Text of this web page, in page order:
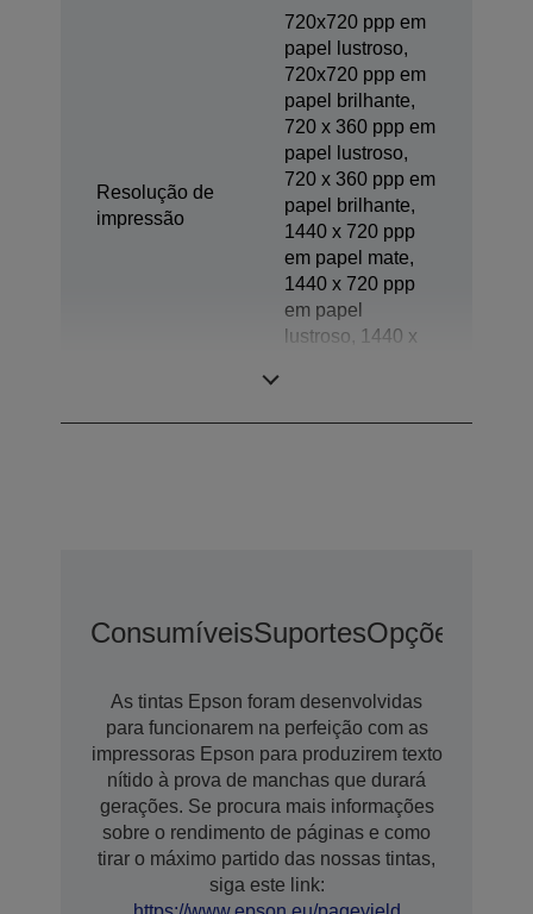
Resolução de
impressão
720x720 ppp em
papel lustroso,
720x720 ppp em
papel brilhante,
720 x 360 ppp em
papel lustroso,
720 x 360 ppp em
papel brilhante,
1440 x 720 ppp
em papel mate,
1440 x 720 ppp
em papel
lustroso, 1440 x
ConsumíveisSuportesOpções
As tintas Epson foram desenvolvidas
para funcionarem na perfeição com as
impressoras Epson para produzirem texto
nítido à prova de manchas que durará
gerações. Se procura mais informações
sobre o rendimento de páginas e como
tirar o máximo partido das nossas tintas,
siga este link: